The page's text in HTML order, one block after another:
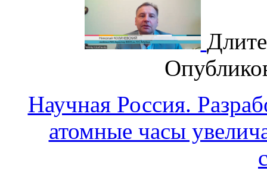
Научная Россия.
атомные часы